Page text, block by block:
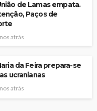
de Lamas empata.
Paços de
atrás
da Feira prepara-se
ucranianas
atrás